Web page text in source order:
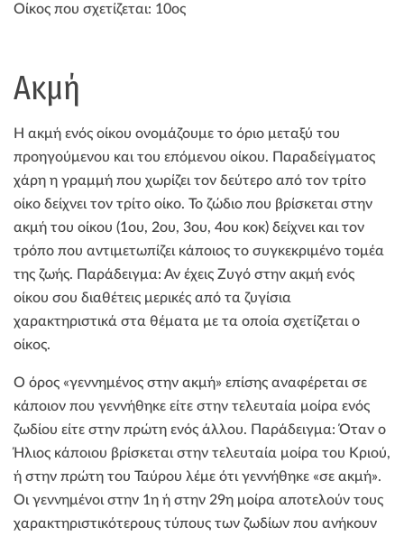
Οίκος που σχετίζεται: 10ος
Ακμή
Η ακμή ενός οίκου ονομάζουμε το όριο μεταξύ του
προηγούμενου και του επόμενου οίκου. Παραδείγματος
χάρη η γραμμή που χωρίζει τον δεύτερο από τον τρίτο
οίκο δείχνει τον τρίτο οίκο. Το ζώδιο που βρίσκεται στην
ακμή του οίκου (1ου, 2ου, 3ου, 4ου κοκ) δείχνει και τον
τρόπο που αντιμετωπίζει κάποιος το συγκεκριμένο τομέα
της ζωής. Παράδειγμα: Αν έχεις Ζυγό στην ακμή ενός
οίκου σου διαθέτεις μερικές από τα ζυγίσια
χαρακτηριστικά στα θέματα με τα οποία σχετίζεται ο
οίκος.
Ο όρος «γεννημένος στην ακμή» επίσης αναφέρεται σε
κάποιον που γεννήθηκε είτε στην τελευταία μοίρα ενός
ζωδίου είτε στην πρώτη ενός άλλου. Παράδειγμα: Όταν ο
Ήλιος κάποιου βρίσκεται στην τελευταία μοίρα του Κριού,
ή στην πρώτη του Ταύρου λέμε ότι γεννήθηκε «σε ακμή».
Οι γεννημένοι στην 1η ή στην 29η μοίρα αποτελούν τους
χαρακτηριστικότερους τύπους των ζωδίων που ανήκουν